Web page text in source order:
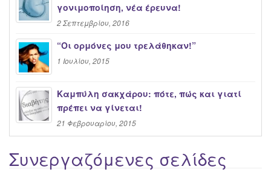
γονιμοποίηση, νέα έρευνα!
2 Σεπτεμβρίου, 2016
“Oι ορμόνες μου τρελάθηκαν!”
1 Ιουλίου, 2015
Καμπύλη σακχάρου: πότε, πώς και γιατί
πρέπει να γίνεται!
21 Φεβρουαρίου, 2015
Συνεργαζόμενες σελίδες